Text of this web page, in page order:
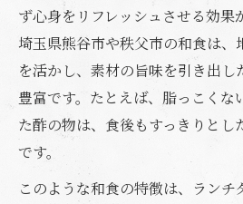
ず心身をリフレッシュさせる効果
埼玉県熊谷市や秩父市の和食は、
を活かし、素材の旨味を引き出し
豊富です。たとえば、脂っこくな
た酢の物は、食後もすっきりとし
です。
このような和食の特徴は、ランチ